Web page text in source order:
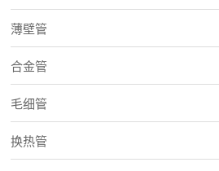
薄壁管
合金管
毛细管
换热管